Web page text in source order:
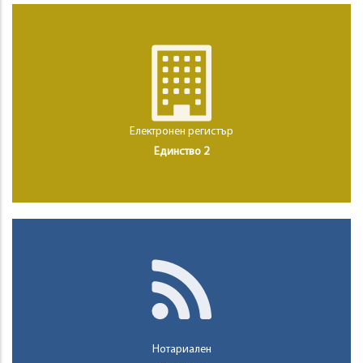
Електронен регистър
Единство 2
Нотариален